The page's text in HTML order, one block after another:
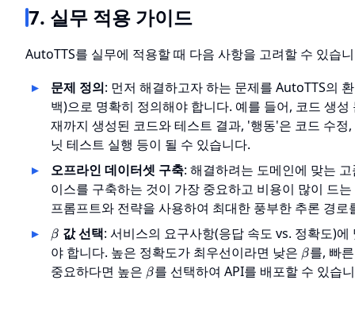
7. 실무 적용 가이드
AutoTTS를 실무에 적용할 때 다음 사항을 고려할 수 있습
문제 정의: 먼저 해결하고자 하는 문제를 AutoTTS의
백)으로 명확히 정의해야 합니다. 예를 들어, 코드 생
재까지 생성된 코드와 테스트 결과, '행동'은 코드 수정
닛 테스트 실행 등이 될 수 있습니다.
오프라인 데이터셋 구축: 해결하려는 도메인에 맞는
이스를 구축하는 것이 가장 중요하고 비용이 많이 드
프롬프트와 전략을 사용하여 최대한 풍부한 추론 경로
\beta
β 값 선택: 서비스의 요구사항(응답 속도 vs. 정확도)
야 합니다. 높은 정확도가 최우선이라면 낮은 \beta
β를, 빠
중요하다면 높은 \beta
β를 선택하여 API를 배포할 수 있습